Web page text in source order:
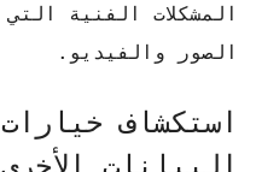
المشكلات الفنية
الصور والفيديو.
استكشاف